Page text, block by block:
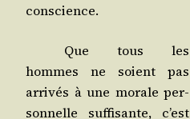
conscience.
Que tous les
hommes ne soient pas
arri­vés à une morale per­
son­nelle suf­fi­sante, c’est